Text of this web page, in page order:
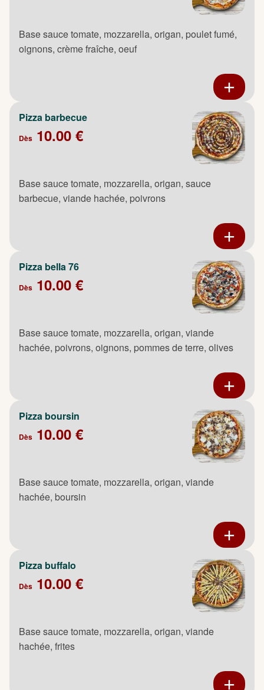
Base sauce tomate, mozzarella, origan, poulet fumé,
oignons, crème fraîche, oeuf
Pizza barbecue
Dès 10.00 €
Base sauce tomate, mozzarella, origan, sauce
barbecue, viande hachée, poivrons
Pizza bella 76
Dès 10.00 €
Base sauce tomate, mozzarella, origan, viande
hachée, poivrons, oignons, pommes de terre, olives
Pizza boursin
Dès 10.00 €
Base sauce tomate, mozzarella, origan, viande
hachée, boursin
Pizza buffalo
Dès 10.00 €
Base sauce tomate, mozzarella, origan, viande
hachée, frites